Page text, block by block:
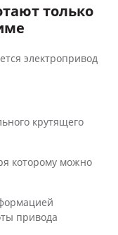
только
электропривод
крутящего
которому можно
привода